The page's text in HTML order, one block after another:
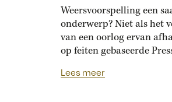
Weersvoorspelling een
onderwerp? Niet als het
van een oorlog ervan
op feiten gebaseerde
tussen geallieerde
Lees meer